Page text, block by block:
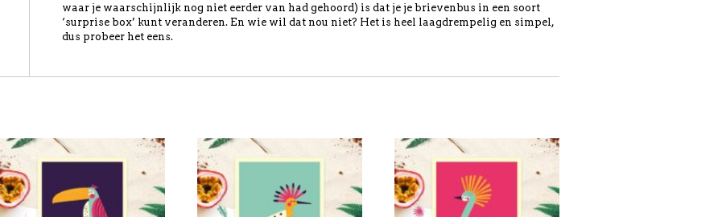
waar je waarschijnlijk nog niet eerder van had gehoord) is dat je je brievenbus in een soort
‘surprise box’ kunt veranderen. En wie wil dat nou niet? Het is heel laagdrempelig en simpel,
dus probeer het eens.